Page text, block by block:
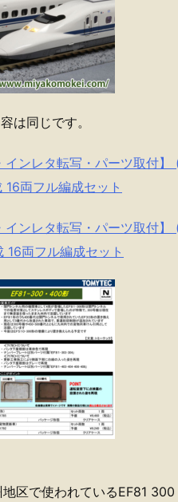
は同じです。
ンレタ転写・パーツ取付
両フル編成セット
ンレタ転写・パーツ取付
16両フル編成セット
区で使われているEF81 300